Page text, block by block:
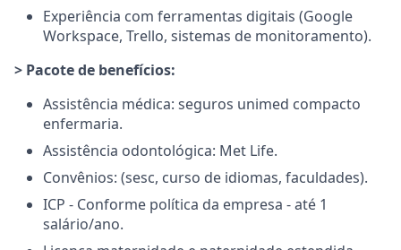
Experiência com ferramentas digitais (Google
Workspace, Trello, sistemas de monitoramento).
> Pacote de benefícios:
Assistência médica: seguros unimed compacto
enfermaria.
Assistência odontológica: Met Life.
Convênios: (sesc, curso de idiomas, faculdades).
ICP - Conforme política da empresa - até 1
salário/ano.